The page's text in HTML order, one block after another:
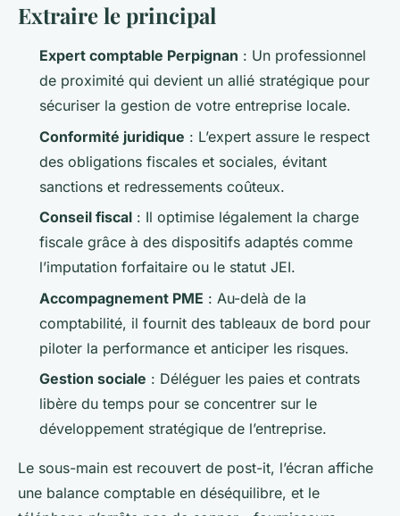
Extraire le principal
Expert comptable Perpignan : Un professionnel
de proximité qui devient un allié stratégique pour
sécuriser la gestion de votre entreprise locale.
Conformité juridique : L’expert assure le respect
des obligations fiscales et sociales, évitant
sanctions et redressements coûteux.
Conseil fiscal : Il optimise légalement la charge
fiscale grâce à des dispositifs adaptés comme
l’imputation forfaitaire ou le statut JEI.
Accompagnement PME : Au-delà de la
comptabilité, il fournit des tableaux de bord pour
piloter la performance et anticiper les risques.
Gestion sociale : Déléguer les paies et contrats
libère du temps pour se concentrer sur le
développement stratégique de l’entreprise.
Le sous-main est recouvert de post-it, l’écran affiche
une balance comptable en déséquilibre, et le